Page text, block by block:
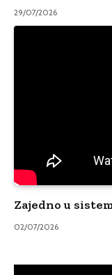
29/07/2026
Zajedno u
02/07/2026